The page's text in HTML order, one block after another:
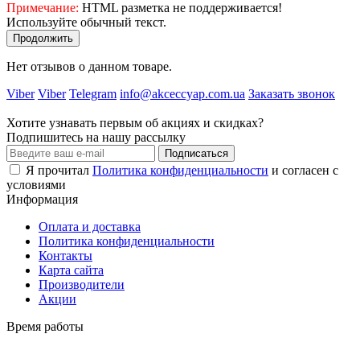
Примечание: HTML разметка не поддерживается!
Используйте обычный текст.
Продолжить
Нет отзывов о данном товаре.
Viber Viber Telegram info@akceccyap.com.ua Заказать звонок
Хотите узнавать первым об акциях и скидках?
Подпишитесь на нашу рассылку
Подписаться
Я прочитал Политика конфиденциальности и согласен с
условиями
Информация
Оплата и доставка
Политика конфиденциальности
Контакты
Карта сайта
Производители
Акции
Время работы